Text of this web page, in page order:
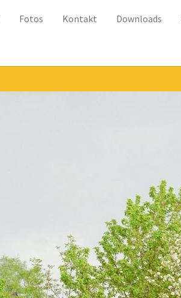
Fotos Kontakt Downloads